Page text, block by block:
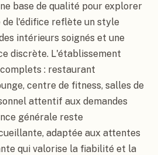
base de qualité pour explorer
l'édifice reflète un style
intérieurs soignés et une
discrète. L'établissement
: restaurant
centre de fitness, salles de
attentif aux demandes
générale reste
adaptée aux attentes
qui valorise la fiabilité et la